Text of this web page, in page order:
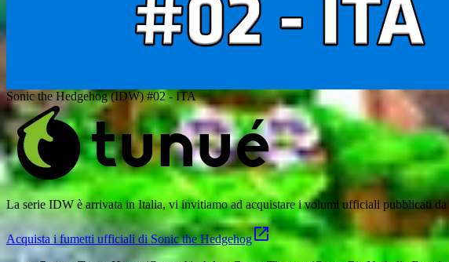
Sonic the Hedgehog (IDW) #02 - ITA
La serie IDW è arrivata in Italia, vi invitiamo ad acquistare i volumi ufficiali pubblicati da
Acquista i fumetti ufficiali di Sonic the Hedgehog